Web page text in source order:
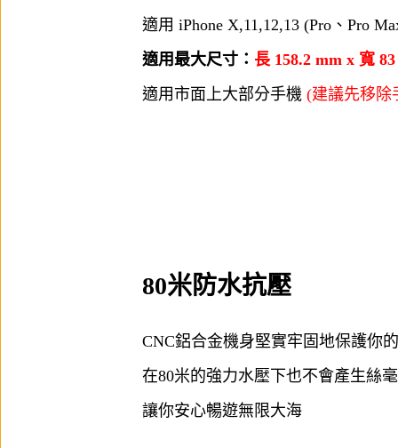
適用 iPhone X,11,12,13 (Pro、Pro
適用最大尺寸： 長 158.2 mm x 寬
適用市面上大部分手機 (建議先移除
80米防水抗壓
CNC鋁合金機身堅實牢固地保護你
在80米的強力水壓下也不會產生絲
讓你安心暢遊無限大海